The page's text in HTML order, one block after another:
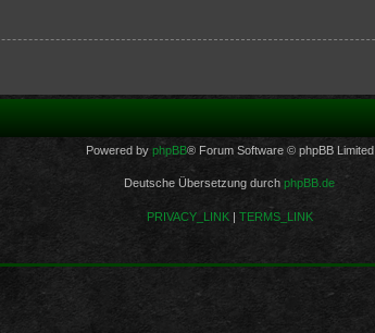
Powered by phpBB® Forum Software © phpBB Limited
Deutsche Übersetzung durch phpBB.de
PRIVACY_LINK| TERMS_LINK